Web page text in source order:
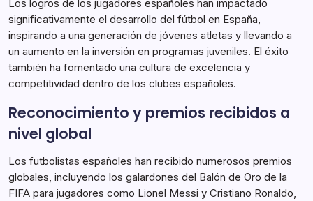
Los logros de los jugadores españoles han impactado
significativamente el desarrollo del fútbol en España,
inspirando a una generación de jóvenes atletas y llevando a
un aumento en la inversión en programas juveniles. El éxito
también ha fomentado una cultura de excelencia y
competitividad dentro de los clubes españoles.
Reconocimiento y premios recibidos a
nivel global
Los futbolistas españoles han recibido numerosos premios
globales, incluyendo los galardones del Balón de Oro de la
FIFA para jugadores como Lionel Messi y Cristiano Ronaldo,